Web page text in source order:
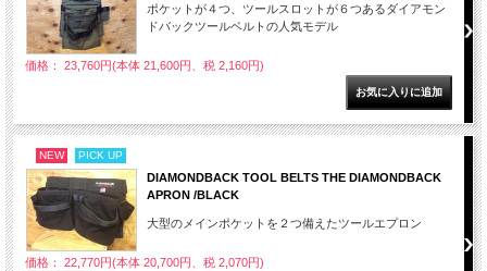
ポケットが４つ、ツールスロットが６つあるダイアモン
ドバックツールベルトの人気モデル
価格： 23,760円(本体 21,600円、税 2,160円)
NEW PICK UP
DIAMONDBACK TOOL BELTS THE DIAMONDBACK
APRON /BLACK
大型のメインポケットを２つ備えたツールエプロン
価格： 22,770円(本体 20,700円、税 2,070円)